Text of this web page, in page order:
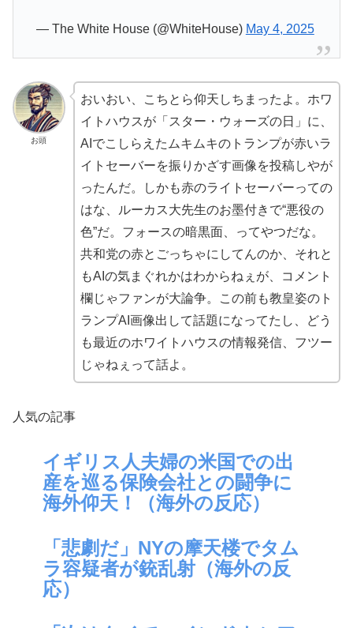
— The White House (@WhiteHouse) May 4, 2025
お頭
おいおい、こちとら仰天しちまったよ。ホワ
イトハウスが「スター・ウォーズの日」に、
AIでこしらえたムキムキのトランプが赤いラ
イトセーバーを振りかざす画像を投稿しやが
ったんだ。しかも赤のライトセーバーっての
はな、ルーカス大先生のお墨付きで“悪役の
色”だ。フォースの暗黒面、ってやつだな。
共和党の赤とごっちゃにしてんのか、それと
もAIの気まぐれかはわからねぇが、コメント
欄じゃファンが大論争。この前も教皇姿のト
ランプAI画像出して話題になってたし、どう
も最近のホワイトハウスの情報発信、フツー
じゃねぇって話よ。
人気の記事
イギリス人夫婦の米国での出
産を巡る保険会社との闘争に
海外仰天！（海外の反応）
「悲劇だ」NYの摩天楼でタム
ラ容疑者が銃乱射（海外の反
応）